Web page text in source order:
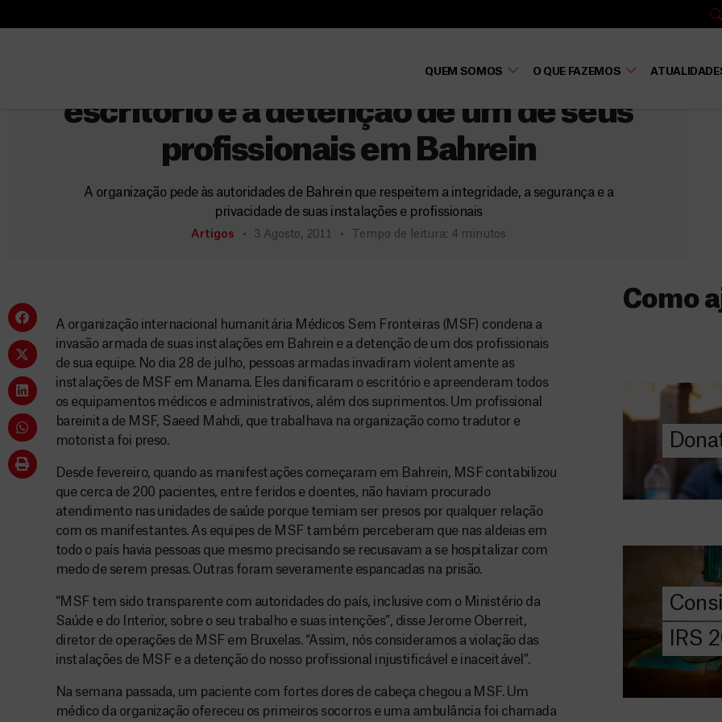
QUEM SOMOS O QUE FAZEMOS
c
r
MSF condena invasão armada em seu
escritório e a detenção de um de seus
profissionais em Bahrein
A organização pede às autoridades de Bahrein que respeitem a integridade, a segurança e a
privacidade de suas instalações e profissionais
Artigos 3 Agosto, 2011 Tempo de leitura: 4 minutos
A organização internacional humanitária Médicos Sem Fronteiras (MSF) condena a
invasão armada de suas instalações em Bahrein e a detenção de um dos profissionais
de sua equipe. No dia 28 de julho, pessoas armadas invadiram violentamente as
instalações de MSF em Manama. Eles danificaram o escritório e apreenderam todos
os equipamentos médicos e administrativos, além dos suprimentos. Um profissional
bareinita de MSF, Saeed Mahdi, que trabalhava na organização como tradutor e
motorista foi preso.
Desde fevereiro, quando as manifestações começaram em Bahrein, MSF contabilizou
que cerca de 200 pacientes, entre feridos e doentes, não haviam procurado
atendimento nas unidades de saúde porque temiam ser presos por qualquer relação
com os manifestantes. As equipes de MSF também perceberam que nas aldeias em
todo o país havia pessoas que mesmo precisando se recusavam a se hospitalizar com
medo de serem presas. Outras foram severamente espancadas na prisão.
“MSF tem sido transparente com autoridades do país, inclusive com o Ministério da
Saúde e do Interior, sobre o seu trabalho e suas intenções”, disse Jerome Oberreit,
diretor de operações de MSF em Bruxelas. “Assim, nós consideramos a violação das
instalações de MSF e a detenção do nosso profissional injustificável e inaceitável”.
Na semana passada, um paciente com fortes dores de cabeça chegou a MSF. Um
médico da organização ofereceu os primeiros socorros e uma ambulância foi chamada
Como
ajuda-nos a
a quem mais
DOE
AGORA
IRS
Saiba tudo
IRS: o que é,
preencher, e
MSF com o
DOE
AGORA
Angarie
a